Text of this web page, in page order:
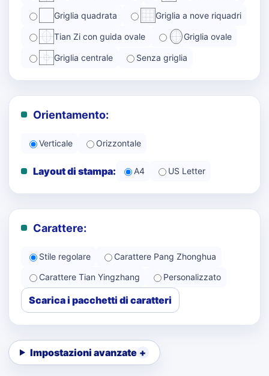
Griglia quadrata Griglia a nove riquadri
Tian Zi con guida ovale Griglia ovale
Griglia centrale Senza griglia
Orientamento:
Verticale Orizzontale
Layout di stampa: A4 US Letter
Carattere:
Stile regolare
Carattere Pang Zhonghua
Carattere Tian Yingzhang
Personalizzato
Scarica i pacchetti di caratteri
Impostazioni avanzate